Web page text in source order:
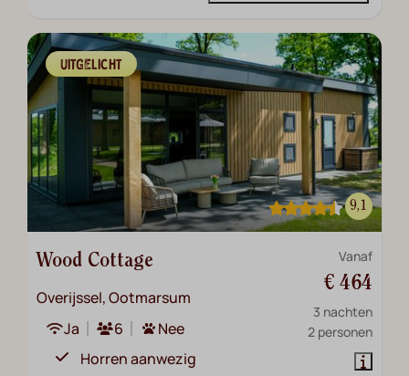
UITGELICHT
9,1
Vanaf
€ 464
3 nachten
2 personen
Wood Cottage
Overijssel, Ootmarsum
Ja
6
Nee
Horren aanwezig